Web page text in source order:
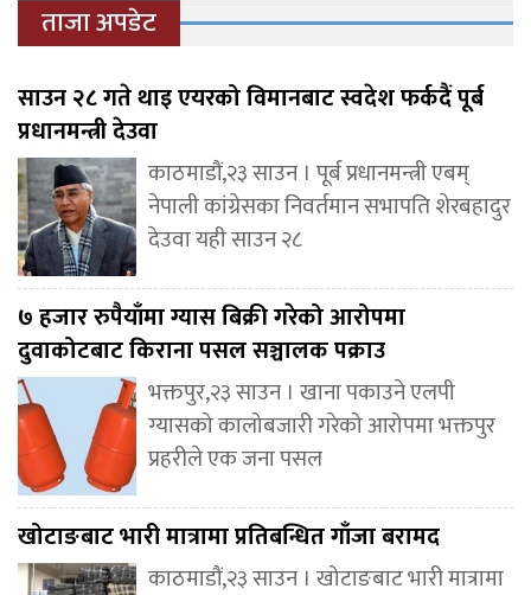
ताजा अपडेट
साउन २८ गते थाइ एयरको विमानबाट स्वदेश फर्कदैं पूर्ब
प्रधानमन्त्री देउवा
काठमाडौं,२३ साउन । पूर्ब प्रधानमन्त्री एबम्
नेपाली कांग्रेसका निवर्तमान सभापति शेरबहादुर
देउवा यही साउन २८
७ हजार रुपैयाँमा ग्यास बिक्री गरेको आरोपमा
दुवाकोटबाट किराना पसल सञ्चालक पक्राउ
भक्तपुर,२३ साउन । खाना पकाउने एलपी
ग्यासको कालोबजारी गरेको आरोपमा भक्तपुर
प्रहरीले एक जना पसल
खोटाङबाट भारी मात्रामा प्रतिबन्धित गाँजा बरामद
काठमाडौं,२३ साउन । खोटाङबाट भारी मात्रामा